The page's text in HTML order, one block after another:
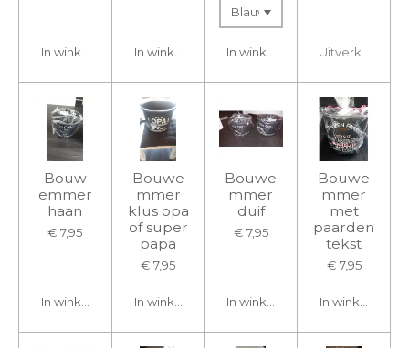
In winkelwagen In winkelwagen In winkelwagen Uitverkocht
Bouw
emmer
haan
€ 7,95
In winkelwagen
Bouwe
mmer
klus opa
of super
papa
€ 7,95
In winkelwagen
Bouwe
mmer
duif
€ 7,95
In winkelwagen
Bouwe
mmer
met
paarden
tekst
€ 7,95
In